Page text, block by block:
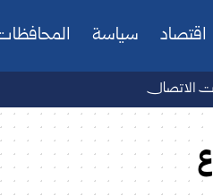
اقتصاد سياسة
الاتصال